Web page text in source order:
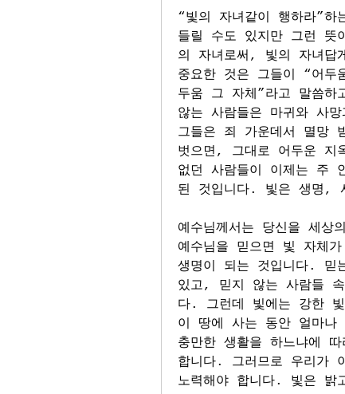
“빛의 자녀같이 행하라”
들릴 수도 있지만 그런 뜻
의 자녀로써, 빛의 자녀답
중요한 것은 그들이 “어
두움 그 자체”라고 말씀하
않는 사람들은 마귀와 사
그들은 죄 가운데서 멸망
벗으면, 그대로 어두운 지
없던 사람들이 이제는 주
된 것입니다. 빛은 생명,
예수님께서는 당신을 세
예수님을 믿으면 빛 자체
생명이 되는 것입니다. 믿
있고, 믿지 않는 사람들 속
다. 그런데 빛에는 강한
이 땅에 사는 동안 얼마나
충만한 생활을 하느냐에
합니다. 그러므로 우리가
노력해야 합니다. 빛은 밝